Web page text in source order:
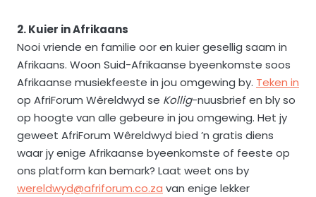
2. Kuier in Afrikaans
Nooi vriende en familie oor en kuier gesellig saam in
Afrikaans. Woon Suid-Afrikaanse byeenkomste soos
Afrikaanse musiekfeeste in jou omgewing by. Teken in
op AfriForum Wêreldwyd se Kollig-nuusbrief en bly so
op hoogte van alle gebeure in jou omgewing. Het jy
geweet AfriForum Wêreldwyd bied ’n gratis diens
waar jy enige Afrikaanse byeenkomste of feeste op
ons platform kan bemark? Laat weet ons by
wereldwyd@afriforum.co.za van enige lekker